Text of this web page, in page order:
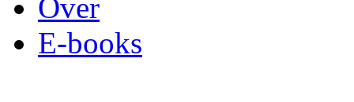
Over
E-books